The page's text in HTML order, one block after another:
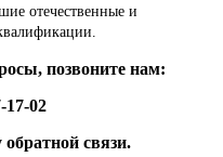
отечественные и
позвоните нам:
17-02
связи.